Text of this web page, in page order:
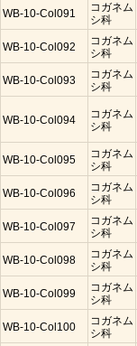
WB-10-Col091
コガネム
シ科
WB-10-Col092
コガネム
シ科
WB-10-Col093
コガネム
シ科
WB-10-Col094
コガネム
シ科
WB-10-Col095
コガネム
シ科
WB-10-Col096
コガネム
シ科
WB-10-Col097
コガネム
シ科
WB-10-Col098
コガネム
シ科
WB-10-Col099
コガネム
シ科
WB-10-Col100
コガネム
シ科